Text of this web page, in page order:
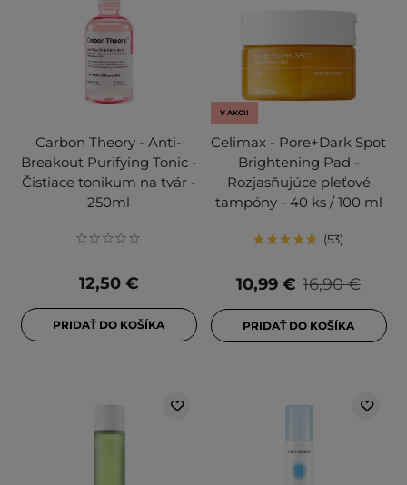
Carbon Theory - Anti-
Breakout Purifying Tonic -
Čistiace tonikum na tvár -
250ml
12,50 €
PRIDAŤ DO KOŠÍKA
V AKCII
Celimax - Pore+Dark Spot
Brightening Pad -
Rozjasňujúce pleťové
tampóny - 40 ks / 100 ml
53
16,90 €
10,99 €
PRIDAŤ DO KOŠÍKA